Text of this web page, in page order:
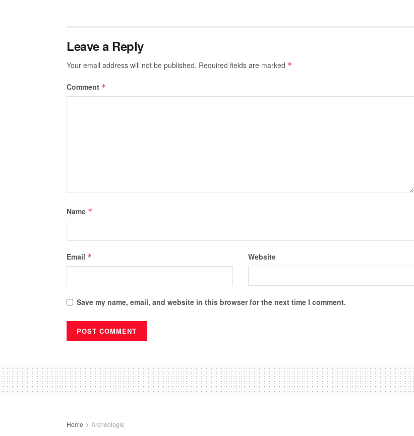
Leave a Reply
Your email address will not be published. Required fields are marked *
Comment *
Name *
Email * Website
Save my name, email, and website in this browser for the next time I comment.
Home Archéologie